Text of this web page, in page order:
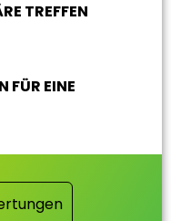
TREFFEN
FÜR EINE